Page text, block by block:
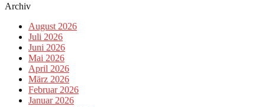
Archiv
August 2026
Juli 2026
Juni 2026
Mai 2026
April 2026
März 2026
Februar 2026
Januar 2026